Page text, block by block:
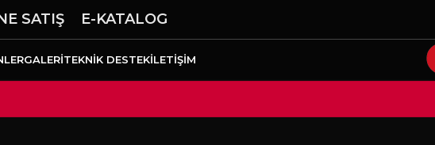
SATIŞ E-KATALOG
GALERITEKNIK DESTEKİLETIŞIM